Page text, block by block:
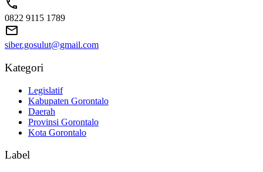
0822 9115 1789
siber.gosulut@gmail.com
Kategori
Legislatif
Kabupaten Gorontalo
Daerah
Provinsi Gorontalo
Kota Gorontalo
Label